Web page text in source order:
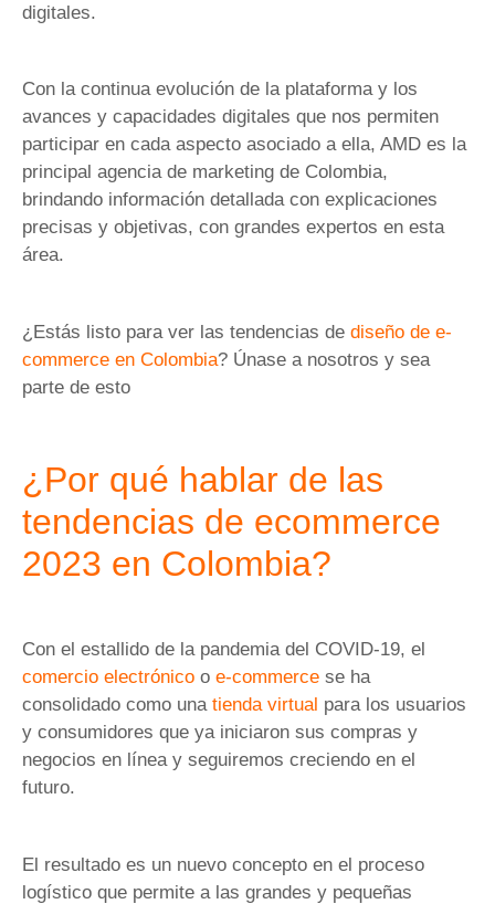
digitales.
Con la continua evolución de la plataforma y los
avances y capacidades digitales que nos permiten
participar en cada aspecto asociado a ella, AMD es la
principal agencia de marketing de Colombia,
brindando información detallada con explicaciones
precisas y objetivas, con grandes expertos en esta
área.
¿Estás listo para ver las tendencias de diseño de e-
commerce en Colombia? Únase a nosotros y sea
parte de esto
¿Por qué hablar de las
tendencias de ecommerce
2023 en Colombia?
Con el estallido de la pandemia del COVID-19, el
comercio electrónico o e-commerce se ha
consolidado como una tienda virtual para los usuarios
y consumidores que ya iniciaron sus compras y
negocios en línea y seguiremos creciendo en el
futuro.
El resultado es un nuevo concepto en el proceso
logístico que permite a las grandes y pequeñas